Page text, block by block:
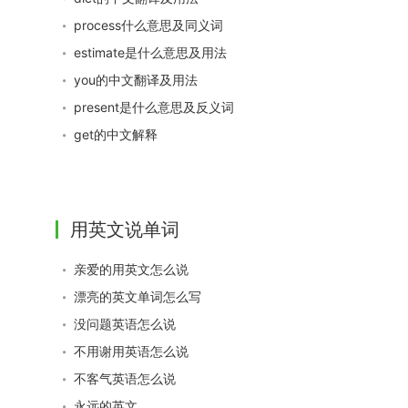
process什么意思及同义词
estimate是什么意思及用法
you的中文翻译及用法
present是什么意思及反义词
get的中文解释
用英文说单词
亲爱的用英文怎么说
漂亮的英文单词怎么写
没问题英语怎么说
不用谢用英语怎么说
不客气英语怎么说